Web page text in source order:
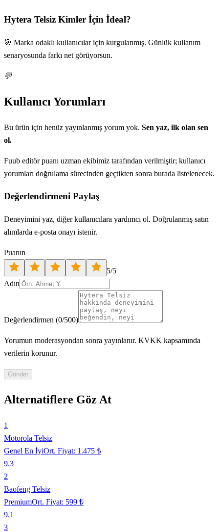
Hytera Telsiz Kimler İçin İdeal?
🎯 Marka odaklı kullanıcılar için kurgulanmış. Günlük kullanım
senaryosunda farkı net görüyorsun.
💬
Kullanıcı Yorumları
Bu ürün için henüz yayınlanmış yorum yok. Sen yaz, ilk olan sen
ol.
Fuub editör puanı uzman ekibimiz tarafından verilmiştir; kullanıcı
yorumları doğrulama sürecinden geçtikten sonra burada listelenecek.
Değerlendirmeni Paylaş
Deneyimini yaz, diğer kullanıcılara yardımcı ol. Doğrulanmış satın
alımlarda e-posta onayı istenir.
Puanın
5/5
Adın
Değerlendirmen (0/500)
Yorumun moderasyondan sonra yayınlanır. KVKK kapsamında
verilerin korunur.
Gönder
Alternatiflere Göz At
1
Motorola Telsiz
Genel En İyiOrt. Fiyat: 1.475 ₺
9.3
2
Baofeng Telsiz
PremiumOrt. Fiyat: 599 ₺
9.1
3